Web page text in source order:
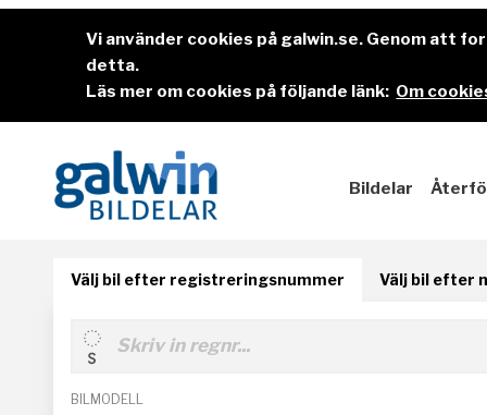
Vi använder cookies på galwin.se. Genom att
detta.
Läs mer om cookies på följande länk: Om
Bildelar
Välj bil efter registreringsnummer Välj bil efter
BILMODELL